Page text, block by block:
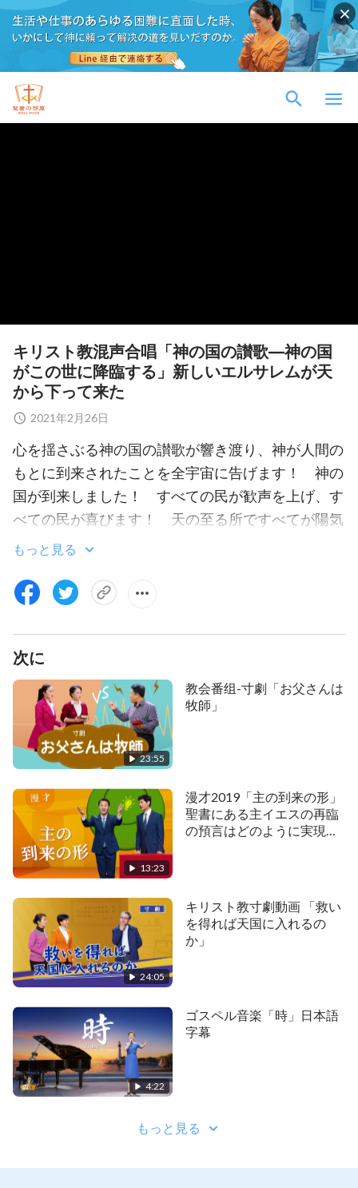
キリスト教混声合唱「神の国の讃歌―神の国
がこの世に降臨する」新しいエルサレムが天
から下って来た
2021年2月26日
心を揺さぶる神の国の讃歌が響き渡り、神が人間の
もとに到来されたことを全宇宙に告げます！ 神の
国が到来しました！ すべての民が歓声を上げ、す
べての民が喜びます！ 天の至る所ですべてが陽気
さであふれています。それはどのような心をとらえ
苦痛の中で生き、サタンによる何千年もの堕落を
待ち焦がれない者がいるでしょうか？ サタンの影
響の下、あらゆる時代において苦しみと逆境、迫
害、疎外に耐えた神の信者と追随者はどれだけいる
でしょうか？ 誰が神の国がすぐに到来することを
望まないでしょうか？ 真理と義が人の間で力を持
つことを、人生の喜びと悲しみを味わった人類の中
で誰が望んでいませんか？
神の国が来たとき、すべての国々と民が切実に待
ち望んでいた日がついに到来します！ このとき、
天地万物の間ではどのような光景になるでしょう
か？ 「神の国の讃歌——神の国がこの世に降臨す
る」とともに、何千年もの祈りが叶います！
「神の国の讃歌―神の国がこの世に降臨する」
あまたの民が神に喝采を送り、神を賛美する。万民
が唯一の真なる神の名を呼び、神の国がこの世に降
臨する。
Ⅰ
あまたの民が神に喝采を送り、神を賛美する。万民
もっと見る
次に
23:55
教会番组-寸劇「お父さんは
牧師」
13:23
漫才2019「主の到来の形」
聖書にある主イエスの再臨
の預言はどのように実現さ
24:05
キリスト教寸劇動画 「救い
を得れば天国に入れるの
か」
4:22
ゴスペル音楽「時」日本語
字幕
もっと見る